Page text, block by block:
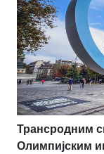
Трансродним
Олимпијским